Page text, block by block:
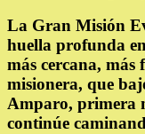
La Gran Misión
huella profunda
más cercana,
misionera, que
Amparo, primera
continúe